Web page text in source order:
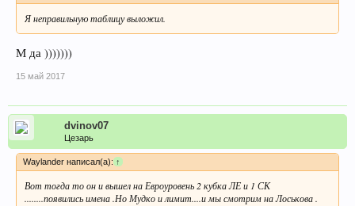
Я неправильную таблицу выложил.
М да )))))))
15 май 2017
dvinov07
Цезарь
Waylander написал(а): ↑
Вот тогда то он и вышел на Евроуровень 2 кубка ЛЕ и 1 СК
........появились имена .Но Мудко и лимит....и мы смотрим на Лоськова .